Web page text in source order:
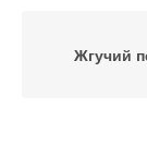
Жгучий